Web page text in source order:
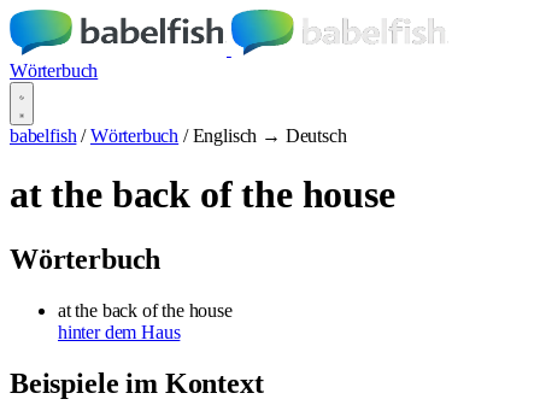
Wörterbuch
babelfish / Wörterbuch / Englisch → Deutsch
at the back of the house
Wörterbuch
at the back of the house
hinter dem Haus
Beispiele im Kontext